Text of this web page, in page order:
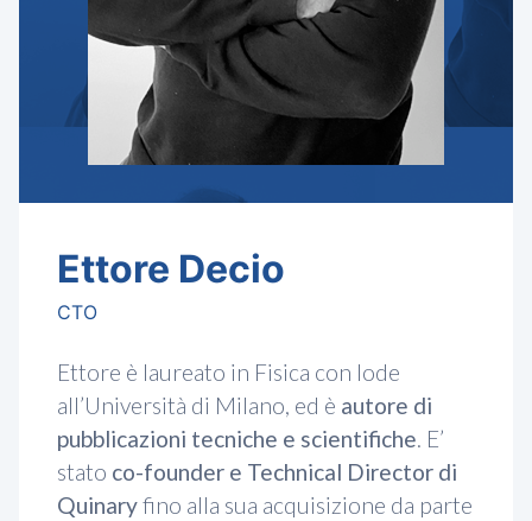
Ettore Decio
CTO
Ettore è laureato in Fisica con lode
all’Università di Milano, ed è autore di
pubblicazioni tecniche e scientifiche. E’
stato co-founder e Technical Director di
Quinaryfino alla sua acquisizione da parte